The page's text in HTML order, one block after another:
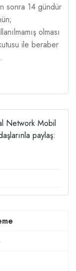
sonra 14 gündür
olması
ile beraber
Network Mobil
paylaş: